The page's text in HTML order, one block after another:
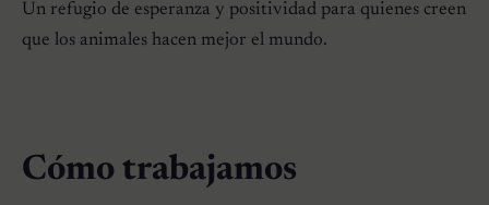
Un refugio de esperanza y positividad para quienes creen
que los animales hacen mejor el mundo.
Cómo trabajamos